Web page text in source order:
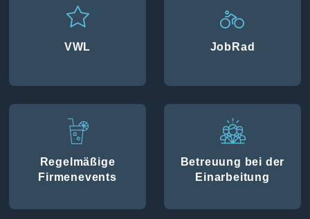
VWL JobRad
Regelmäßige
Firmenevents
Betreuung bei der
Einarbeitung